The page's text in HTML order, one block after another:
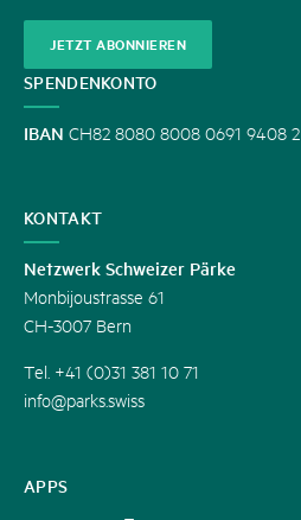
APPS
JETZT ABONNIEREN
SPENDENKONTO
IBAN CH82 8080 8008 0691 9408 2
KONTAKT
Netzwerk Schweizer Pärke
Monbijoustrasse 61
CH-3007 Bern
Tel. +41 (0)31 381 10 71
info@parks.swiss